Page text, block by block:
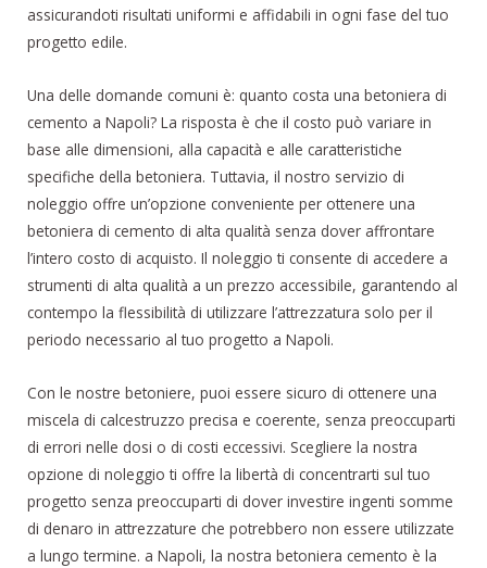
assicurandoti risultati uniformi e affidabili in ogni fase del tuo
progetto edile.
Una delle domande comuni è: quanto costa una betoniera di
cemento a Napoli? La risposta è che il costo può variare in
base alle dimensioni, alla capacità e alle caratteristiche
specifiche della betoniera. Tuttavia, il nostro servizio di
noleggio offre un’opzione conveniente per ottenere una
betoniera di cemento di alta qualità senza dover affrontare
l’intero costo di acquisto. Il noleggio ti consente di accedere a
strumenti di alta qualità a un prezzo accessibile, garantendo al
contempo la flessibilità di utilizzare l’attrezzatura solo per il
periodo necessario al tuo progetto a Napoli.
Con le nostre betoniere, puoi essere sicuro di ottenere una
miscela di calcestruzzo precisa e coerente, senza preoccuparti
di errori nelle dosi o di costi eccessivi. Scegliere la nostra
opzione di noleggio ti offre la libertà di concentrarti sul tuo
progetto senza preoccuparti di dover investire ingenti somme
di denaro in attrezzature che potrebbero non essere utilizzate
a lungo termine. a Napoli, la nostra betoniera cemento è la